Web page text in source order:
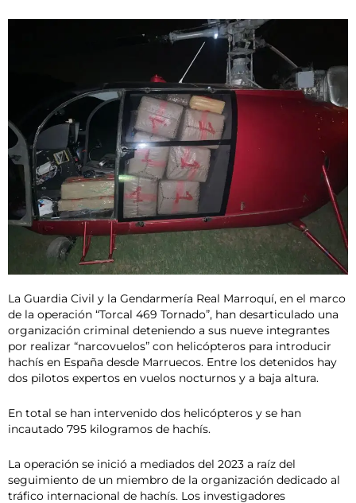
La Guardia Civil y la Gendarmería Real Marroquí, en el marco
de la operación “Torcal 469 Tornado”, han desarticulado una
organización criminal deteniendo a sus nueve integrantes
por realizar “narcovuelos” con helicópteros para introducir
hachís en España desde Marruecos. Entre los detenidos hay
dos pilotos expertos en vuelos nocturnos y a baja altura.
En total se han intervenido dos helicópteros y se han
incautado 795 kilogramos de hachís.
La operación se inició a mediados del 2023 a raíz del
seguimiento de un miembro de la organización dedicado al
tráfico internacional de hachís. Los investigadores